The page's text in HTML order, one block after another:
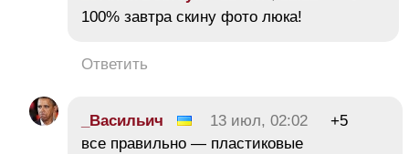
100% завтра скину фото люка!
Ответить
_Васильич 13 июл, 02:02
+5
все правильно — пластиковые